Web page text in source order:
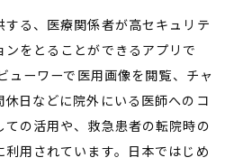
る、医療関係者が高セキュリテ
をとることができるアプリで
ューワーで医用画像を閲覧、チャ
日などに院外にいる医師へのコ
の活用や、救急患者の転院時の
用されています。日本ではじめ